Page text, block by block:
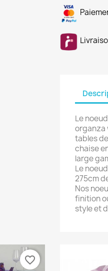
Le
organza
tables
chaise
large
Le
275cm
Nos
finition
style et
favorite_border